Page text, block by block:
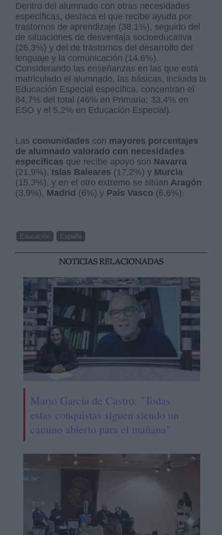
Dentro del alumnado con otras necesidades
específicas, destaca el que recibe ayuda por
trastornos de aprendizaje (38,1%), seguido del
de situaciones de desventaja socioeducativa
(26,3%) y del de trastornos del desarrollo del
lenguaje y la comunicación (14,6%).
Considerando las enseñanzas en las que está
matriculado el alumnado, las básicas, incluida la
Educación Especial específica, concentran el
84,7% del total (46% en Primaria; 33,4% en
ESO y el 5,2% en Educación Especial).
Las comunidades con mayores porcentajes
de alumnado valorado con necesidades
específicas que recibe apoyo son Navarra
(21,9%), Islas Baleares (17,2%) y Murcia
(15,3%), y en el otro extremo se sitúan Aragón
(3,9%), Madrid (6%) y País Vasco (6,6%).
Educación España
NOTICIAS RELACIONADAS
Mario García de Castro: "Todas
estas conquistas siguen siendo un
camino abierto para el mañana"